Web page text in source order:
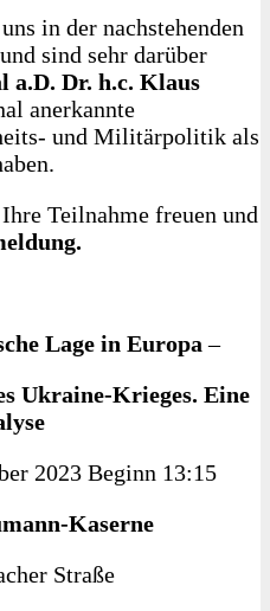
in der nachstehenden
sind sehr darüber
a.D. Dr. h.c. Klaus
anerkannte
und Militärpolitik als
Teilnahme freuen und
Lage in Europa–
Ukraine-Krieges. Eine
2023 Beginn 13:15
Kaserne
Straße